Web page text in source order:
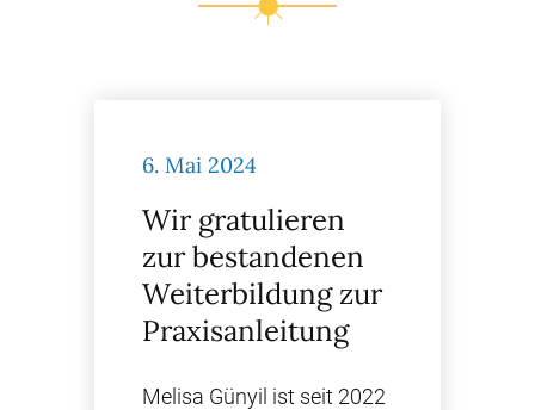
6. Mai 2024
Wir gratulieren
zur bestandenen
Weiterbildung zur
Praxisanleitung
Melisa Günyil ist seit 2022